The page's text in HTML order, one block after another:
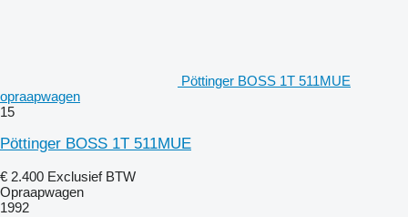
Pöttinger BOSS 1T 511MUE
opraapwagen
15
Pöttinger BOSS 1T 511MUE
€ 2.400 Exclusief BTW
Opraapwagen
1992